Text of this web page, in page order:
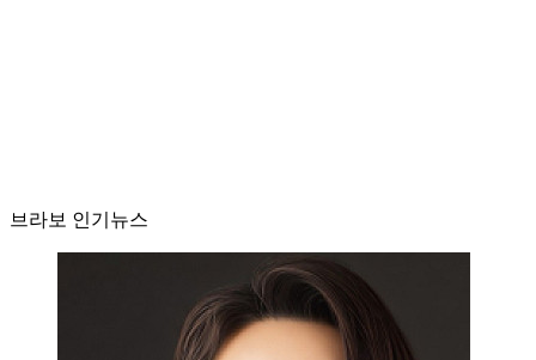
브라보 인기뉴스